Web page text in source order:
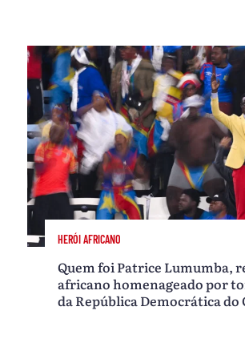
HERÓI AFRICANO
Quem foi Patrice Lumumba,
africano homenageado por
da República Democrática do